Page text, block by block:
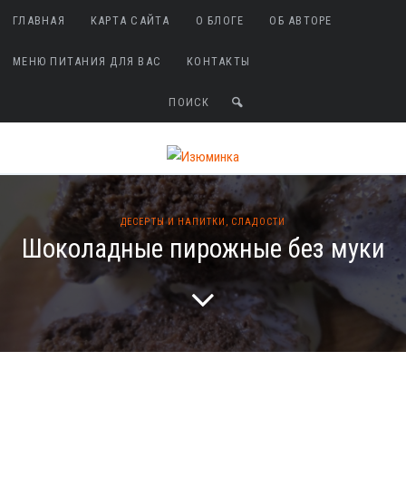
ГЛАВНАЯ КАРТА САЙТА О БЛОГЕ ОБ АВТОРЕ
МЕНЮ ПИТАНИЯ ДЛЯ ВАС КОНТАКТЫ
ДЕСЕРТЫ И НАПИТКИ , СЛАДОСТИ
Шоколадные пирожные без муки